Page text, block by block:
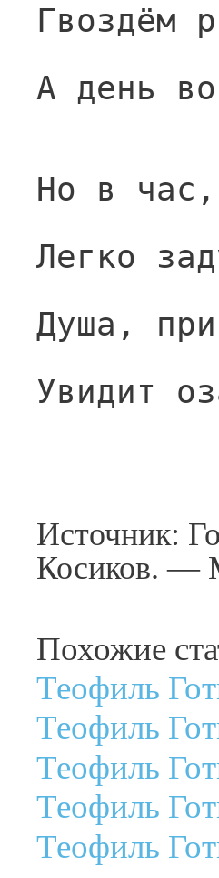
Гвоздём
А день
Но в час,
Легко
Душа,
Увидит
Источник:
Косиков. —
Похожие
Теофиль
Теофиль
Теофиль
Теофиль
Теофиль